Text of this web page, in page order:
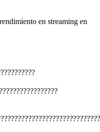
en streaming en